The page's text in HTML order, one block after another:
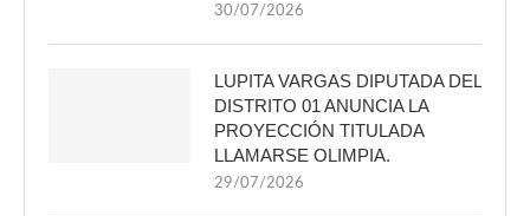
30/07/2026
LUPITA VARGAS DIPUTADA DEL
DISTRITO 01 ANUNCIA LA
PROYECCIÓN TITULADA
LLAMARSE OLIMPIA.
29/07/2026